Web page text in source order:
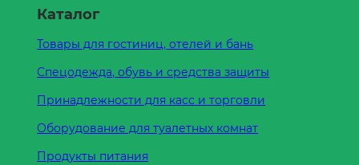
Каталог
Товары для гостиниц, отелей и бань
Спецодежда, обувь и средства защиты
Принадлежности для касс и торговли
Оборудование для туалетных комнат
Продукты питания